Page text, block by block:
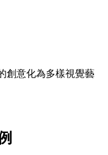
創意化為多樣視覺藝